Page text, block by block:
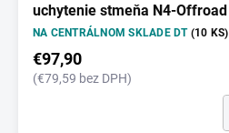
uchytenie stmeňa N4-Offroad
NA CENTRÁLNOM SKLADE DT (10 KS)
€97,90
(€79,59 bez DPH)